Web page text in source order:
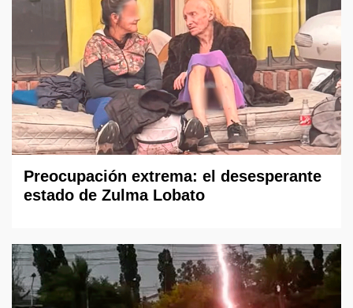
Preocupación extrema: el desesperante
estado de Zulma Lobato